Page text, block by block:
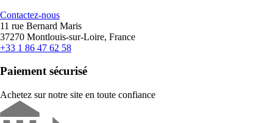
Contactez-nous
11 rue Bernard Maris
37270 Montlouis-sur-Loire, France
+33 1 86 47 62 58
Paiement sécurisé
Achetez sur notre site en toute confiance